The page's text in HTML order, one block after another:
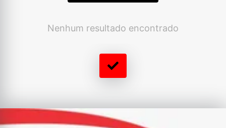
Nenhum resultado encontrado